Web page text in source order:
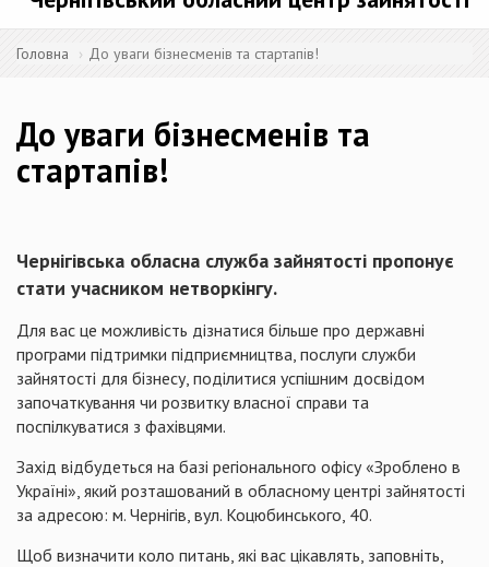
Головна До уваги бізнесменів та стартапів!
До уваги бізнесменів та
стартапів!
Чернігівська обласна служба зайнятості пропонує
стати учасником нетворкінгу.
Для вас це можливість дізнатися більше про державні
програми підтримки підприємництва, послуги служби
зайнятості для бізнесу, поділитися успішним досвідом
започаткування чи розвитку власної справи та
поспілкуватися з фахівцями.
Захід відбудеться на базі регіонального офісу «Зроблено в
Україні», який розташований в обласному центрі зайнятості
за адресою: м. Чернігів, вул. Коцюбинського, 40.
Щоб визначити коло питань, які вас цікавлять, заповніть,